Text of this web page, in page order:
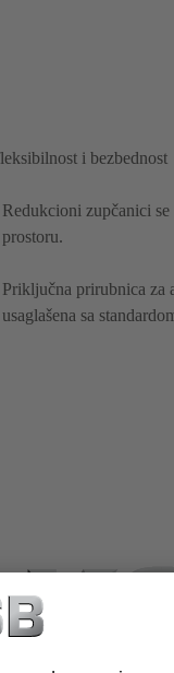
i bezbednost
Redukcioni zupčanici
prostoru.
Priključna prirubnica za
usaglašena sa